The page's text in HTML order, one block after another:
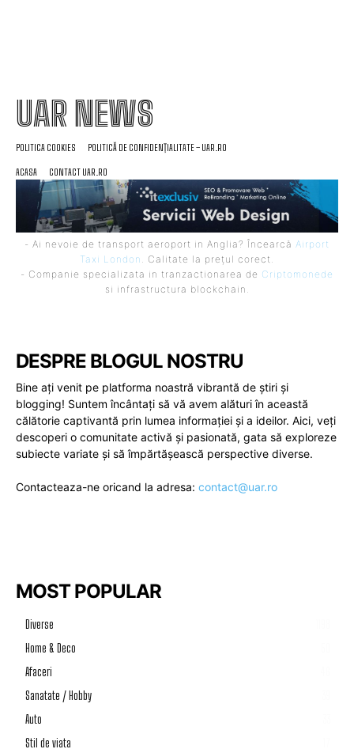
UAR NEWS
POLITICA COOKIES POLITICĂ DE CONFIDENȚIALITATE – UAR.RO
ACASA CONTACT UAR.RO
- Ai nevoie de transport aeroport in Anglia? Încearcă Airport
Taxi London
. Calitate la prețul corect.
- Companie specializata in tranzactionarea de Criptomonede
si infrastructura blockchain.
DESPRE BLOGUL NOSTRU
Bine ați venit pe platforma noastră vibrantă de știri și
blogging! Suntem încântați să vă avem alături în această
călătorie captivantă prin lumea informației și a ideilor. Aici, veți
descoperi o comunitate activă și pasionată, gata să exploreze
subiecte variate și să împărtășească perspective diverse.
Contacteaza-ne oricand la adresa: contact@uar.ro
MOST POPULAR
Diverse
Home & Deco
Afaceri
Sanatate / Hobby
Auto
Stil de viata